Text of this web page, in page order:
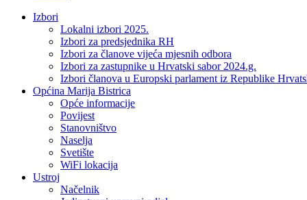
Izbori
Lokalni izbori 2025.
Izbori za predsjednika RH
Izbori za članove vijeća mjesnih odbora
Izbori za zastupnike u Hrvatski sabor 2024.g.
Izbori članova u Europski parlament iz Republike
Općina Marija Bistrica
Opće informacije
Povijest
Stanovništvo
Naselja
Svetište
WiFi lokacija
Ustroj
Načelnik